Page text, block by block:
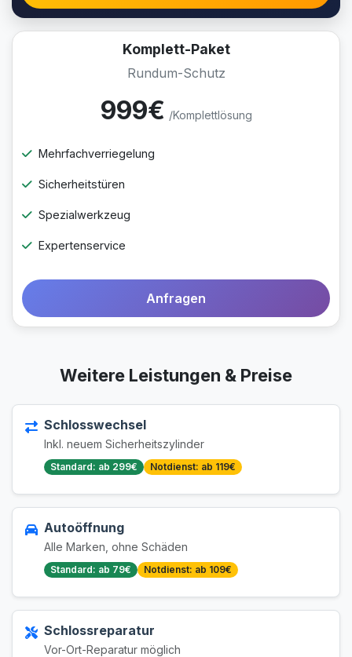
Komplett-Paket
Rundum-Schutz
999€ /Komplettlösung
Mehrfachverriegelung
Sicherheitstüren
Spezialwerkzeug
Expertenservice
Anfragen
Weitere Leistungen & Preise
Schlosswechsel
Inkl. neuem Sicherheitszylinder
Standard: ab 299€ Notdienst: ab 119€
Autoöffnung
Alle Marken, ohne Schäden
Standard: ab 79€ Notdienst: ab 109€
Schlossreparatur
Vor-Ort-Reparatur möglich